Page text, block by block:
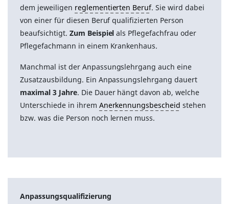
dem jeweiligen reglementierten Beruf. Sie wird dabei
von einer für diesen Beruf qualifizierten Person
beaufsichtigt. Zum Beispielals Pflegefachfrau oder
Pflegefachmann in einem Krankenhaus.
Manchmal ist der Anpassungslehrgang auch eine
Zusatzausbildung. Ein Anpassungslehrgang dauert
maximal 3 Jahre. Die Dauer hängt davon ab, welche
Unterschiede in ihrem Anerkennungsbescheid stehen
bzw. was die Person noch lernen muss.
Anpassungsqualifizierung